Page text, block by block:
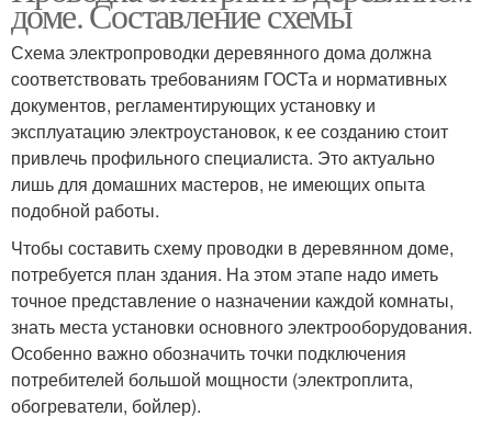
доме. Составление схемы
Схема электропроводки деревянного дома должна
соответствовать требованиям ГОСТа и нормативных
документов, регламентирующих установку и
эксплуатацию электроустановок, к ее созданию стоит
привлечь профильного специалиста. Это актуально
лишь для домашних мастеров, не имеющих опыта
подобной работы.
Чтобы составить схему проводки в деревянном доме,
потребуется план здания. На этом этапе надо иметь
точное представление о назначении каждой комнаты,
знать места установки основного электрооборудования.
Особенно важно обозначить точки подключения
потребителей большой мощности (электроплита,
обогреватели, бойлер).